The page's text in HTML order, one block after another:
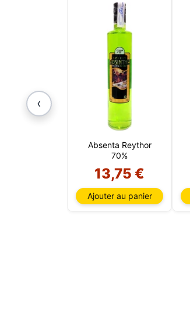
‹
Absenta Reythor
70%
13,75 €
Ajouter au panier